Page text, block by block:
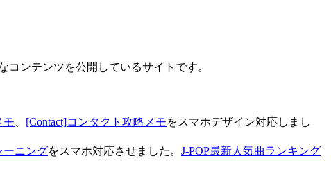
ンテンツを公開しているサイトです。
モ [Contact]コンタクト攻略メモをスマホデザイン対応しまし
ーニングをスマホ対応させました。 J-POP最新人気曲ランキング